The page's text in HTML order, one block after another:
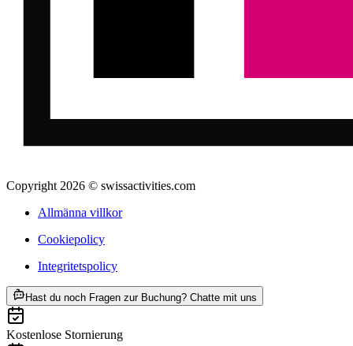
Copyright 2026 © swissactivities.com
Allmänna villkor
Cookiepolicy
Integritetspolicy
Hast du noch Fragen zur Buchung? Chatte mit uns
Kostenlose Stornierung